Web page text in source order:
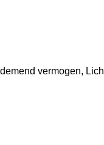
vermogen,